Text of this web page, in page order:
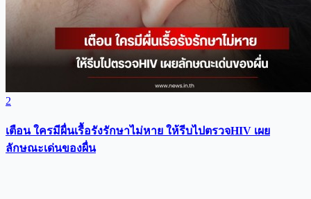
2
เตือน ใครมีผื่นเรื้อรังรักษาไม่หาย ให้รีบไปตรวจHIV เผย
ลักษณะเด่นของผื่น